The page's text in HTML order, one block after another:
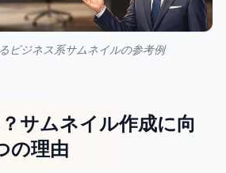
ビジネス系サムネイルの参考例
サムネイル作成に向
の理由